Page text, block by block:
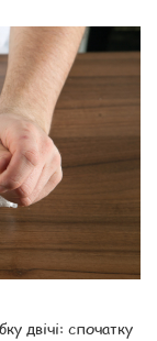
двічі: спочатку